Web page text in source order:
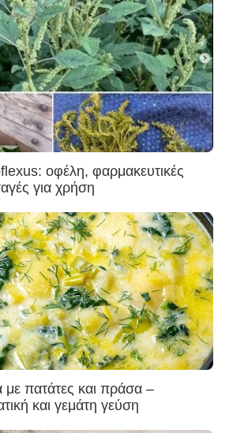
οφέλη, φαρμακευτικές
για χρήση
πατάτες και πράσα –
και γεμάτη γεύση